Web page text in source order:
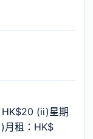
(ii)星期
月租：HK$